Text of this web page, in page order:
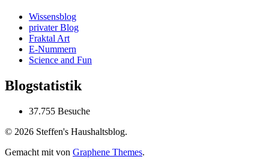
Wissensblog
privater Blog
Fraktal Art
E-Nummern
Science and Fun
Blogstatistik
37.755 Besuche
© 2026 Steffen's Haushaltsblog.
Gemacht mit von Graphene Themes.